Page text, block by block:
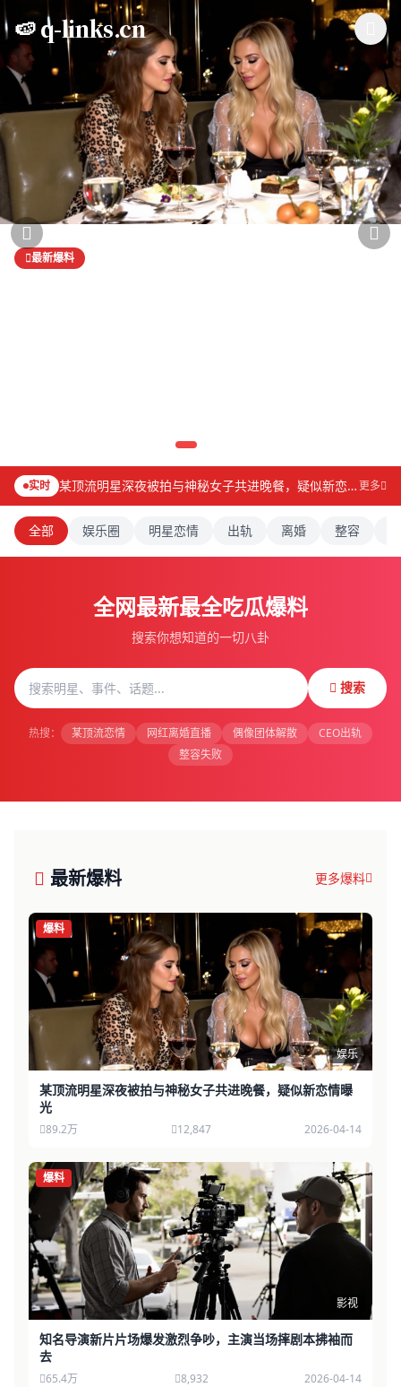
跳过导航
🍉 q-links.cn
q-links.cn
最新爆料
实时 某顶流明星深夜被拍与神秘女子共进晚餐，疑似新恋情曝光更多
全部 娱乐圈 明星恋情 出轨 离婚 整容
全网最新最全吃瓜爆料
搜索你想知道的一切八卦
搜索
热搜： 某顶流恋情 网红离婚直播 偶像团体解散
CEO出轨
整容失败
最新爆料 更多爆料
爆料
娱乐
某顶流明星深夜被拍与神秘女子共进晚餐，疑似新恋情曝
光
89.2万 12,847 2026-04-14
爆料
影视
知名导演新片片场爆发激烈争吵，主演当场摔剧本拂袖而
去
65.4万 8,932 2026-04-14